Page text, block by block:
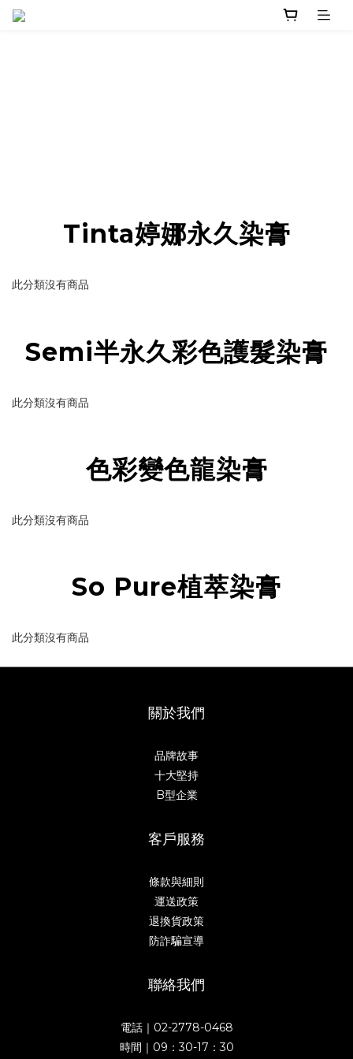
Tinta婷娜永久染膏
此分類沒有商品
Semi半永久彩色護髮染膏
此分類沒有商品
色彩變色龍染膏
此分類沒有商品
So Pure植萃染膏
此分類沒有商品
關於我們
品牌故事
十大堅持
B型企業
客戶服務
條款與細則
運送政策
退換貨政策
防詐騙宣導
聯絡我們
電話｜02-2778-0468
時間｜09：30-17：30